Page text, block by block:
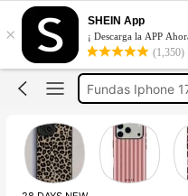
×
SHEIN App
¡ Descarga la APP
(1,350)
Funda Iphone
Funda Iphone 17
Funda Iphone 17
Fundas Iphone